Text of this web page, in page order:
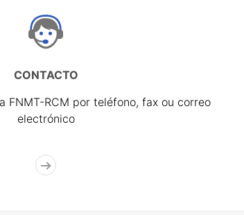
CONTACTO
FNMT-RCM por teléfono, fax ou correo
electrónico